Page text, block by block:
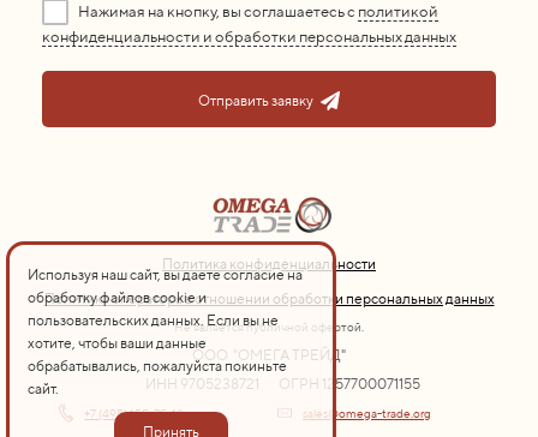
Нажимая на кнопку, вы соглашаетесь с политикой
конфиденциальности и обработки персональных данных
Отправить заявку
Политика конфиденциальности
Политика оператора в отношении обработки персональных данных
Не является публичной офертой.
ООО "ОМЕГА ТРЕЙД"
ИНН 9705238721
ОГРН 1257700071155
+7 (495) 155-75-13
sales@omega-trade.org
Используя наш сайт, вы даете согласие на
обработку файлов cookie и
пользовательских данных. Если вы не
хотите, чтобы ваши данные
обрабатывались, пожалуйста покиньте
сайт.
Принять